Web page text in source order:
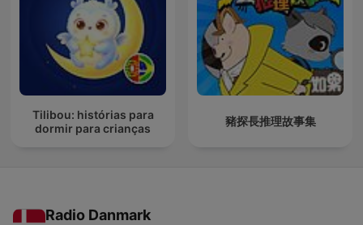
Tilibou: histórias para
dormir para crianças
豬探長推理故事集
Radio Danmark